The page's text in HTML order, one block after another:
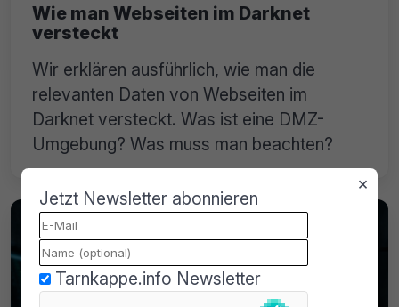
Wie man Webseiten im Darknet
versteckt
Wir erklären ausführlich, wie man die
relevanten Daten von Webseiten im
Darknet versteckt. Was ist eine DMZ-
Umgebung? Was muss man beachten?
×
Jetzt Newsletter abonnieren
Tarnkappe.info Newsletter